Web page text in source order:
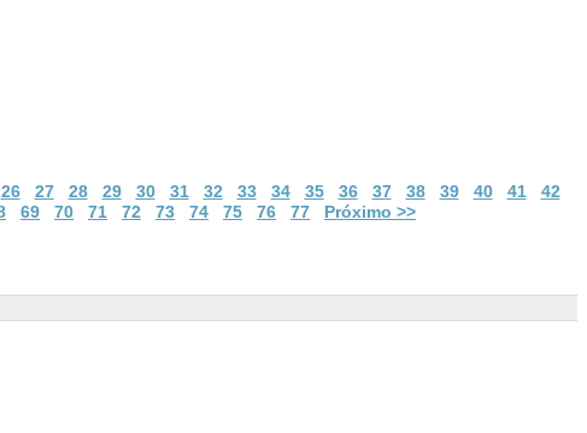
26 27 28 29 30 31 32 33 34 35 36 37 38 39 40 41
42
69 70 71 72 73 74 75 76 77 Próximo >>